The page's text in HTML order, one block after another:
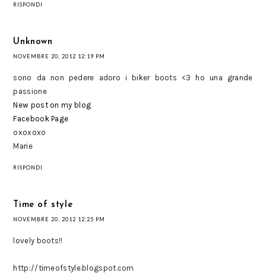
RISPONDI
Unknown
NOVEMBRE 20, 2012 12:19 PM
sono da non pedere adoro i biker boots <3 ho una grande
passione
New post on my blog
Facebook Page
oxoxoxo
Marie
RISPONDI
Time of style
NOVEMBRE 20, 2012 12:25 PM
lovely boots!!
http://timeofstyle.blogspot.com